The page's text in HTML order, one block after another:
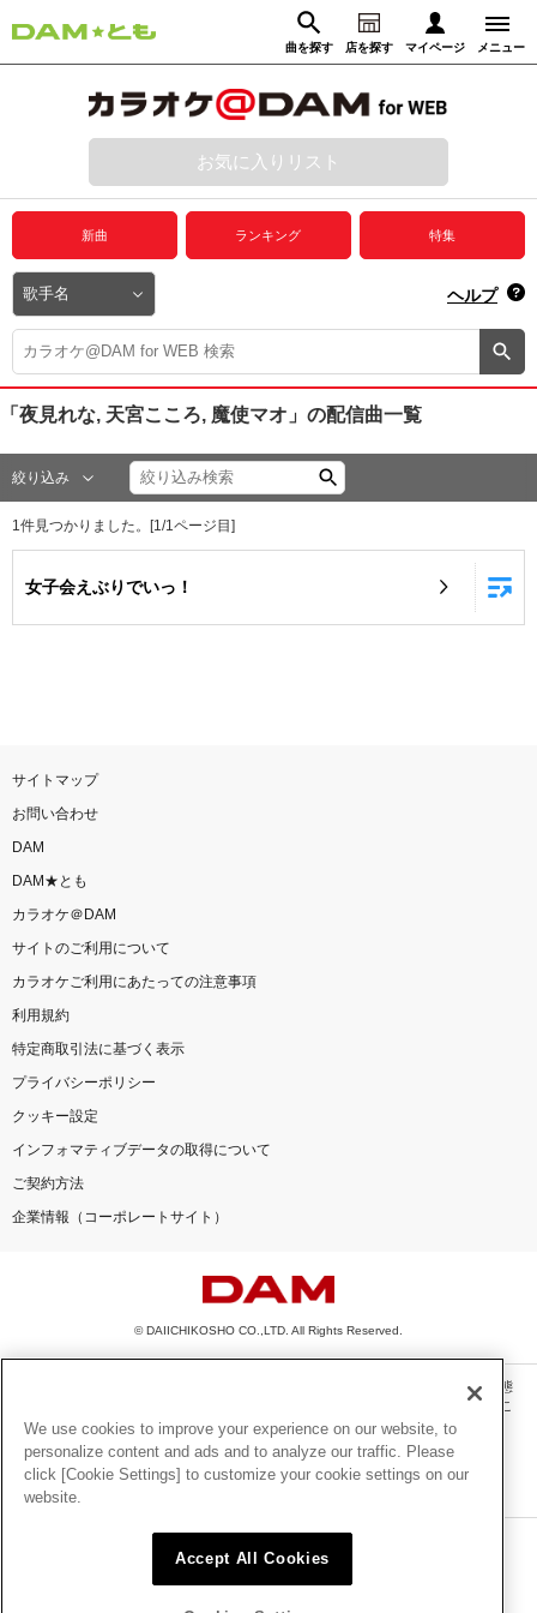
曲を探す 店を探す マイページ メニュー
動画からさがす 録音からさがす
ログイン
プレミアムサービス
DAM★とも動画
DAM★とも録音
カラオケ＠DAM
ユーザー検索
お知らせ
お気に入りリスト
新曲 ランキング 特集
ヘルプ
「夜見れな, 天宮こころ, 魔使マオ」 の配信曲一覧
絞り込み
1 件見つかりました。[1 /1 ページ目]
女子会えぶりでいっ！
サイトマップ
お問い合わせ
DAM
DAM★とも
カラオケ＠DAM
サイトのご利用について
カラオケご利用にあたっての注意事項
利用規約
特定商取引法に基づく表示
プライバシーポリシー
クッキー設定
インフォマティブデータの取得について
ご契約方法
企業情報（コーポレートサイト）
© DAIICHIKOSHO CO.,LTD. All Rights Reserved.
このサイトに掲載されている一切の文章・画像・写真・動画・音声等を、手段や形態
を問わず、著作権法の定める範囲を超えて無断で複製、転載、ファイル化などするこ
とを禁じます。
楽曲及びコンテンツは、機種によりご利用いただけない場合があります。
楽曲及びコンテンツの配信日、配信内容が変更になる場合があります。
楽曲によりMYリスト保存ができない場合があります。
6602250213Y31015 6602250112Y38026 6602250240Y31015
6602250241Y45122
We use cookies to improve your experience on our website, to
personalize content and ads and to analyze our traffic. Please
click [Cookie Settings] to customize your cookie settings on our
website.
Accept All Cookies